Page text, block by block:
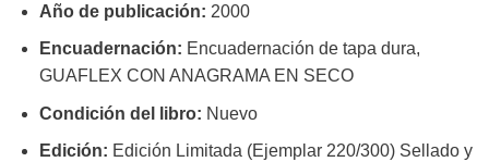
Año de publicación: 2000
Encuadernación: Encuadernación de tapa dura,
GUAFLEX CON ANAGRAMA EN SECO
Condición del libro: Nuevo
Edición: Edición Limitada (Ejemplar 220/300) Sellado y